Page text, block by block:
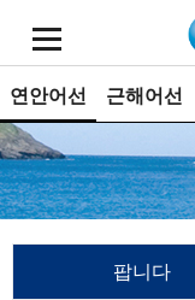
연안어선 근해어선
팝니다